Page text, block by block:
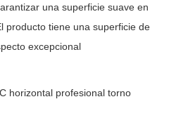
una superficie suave en
producto tiene una superficie de
excepcional